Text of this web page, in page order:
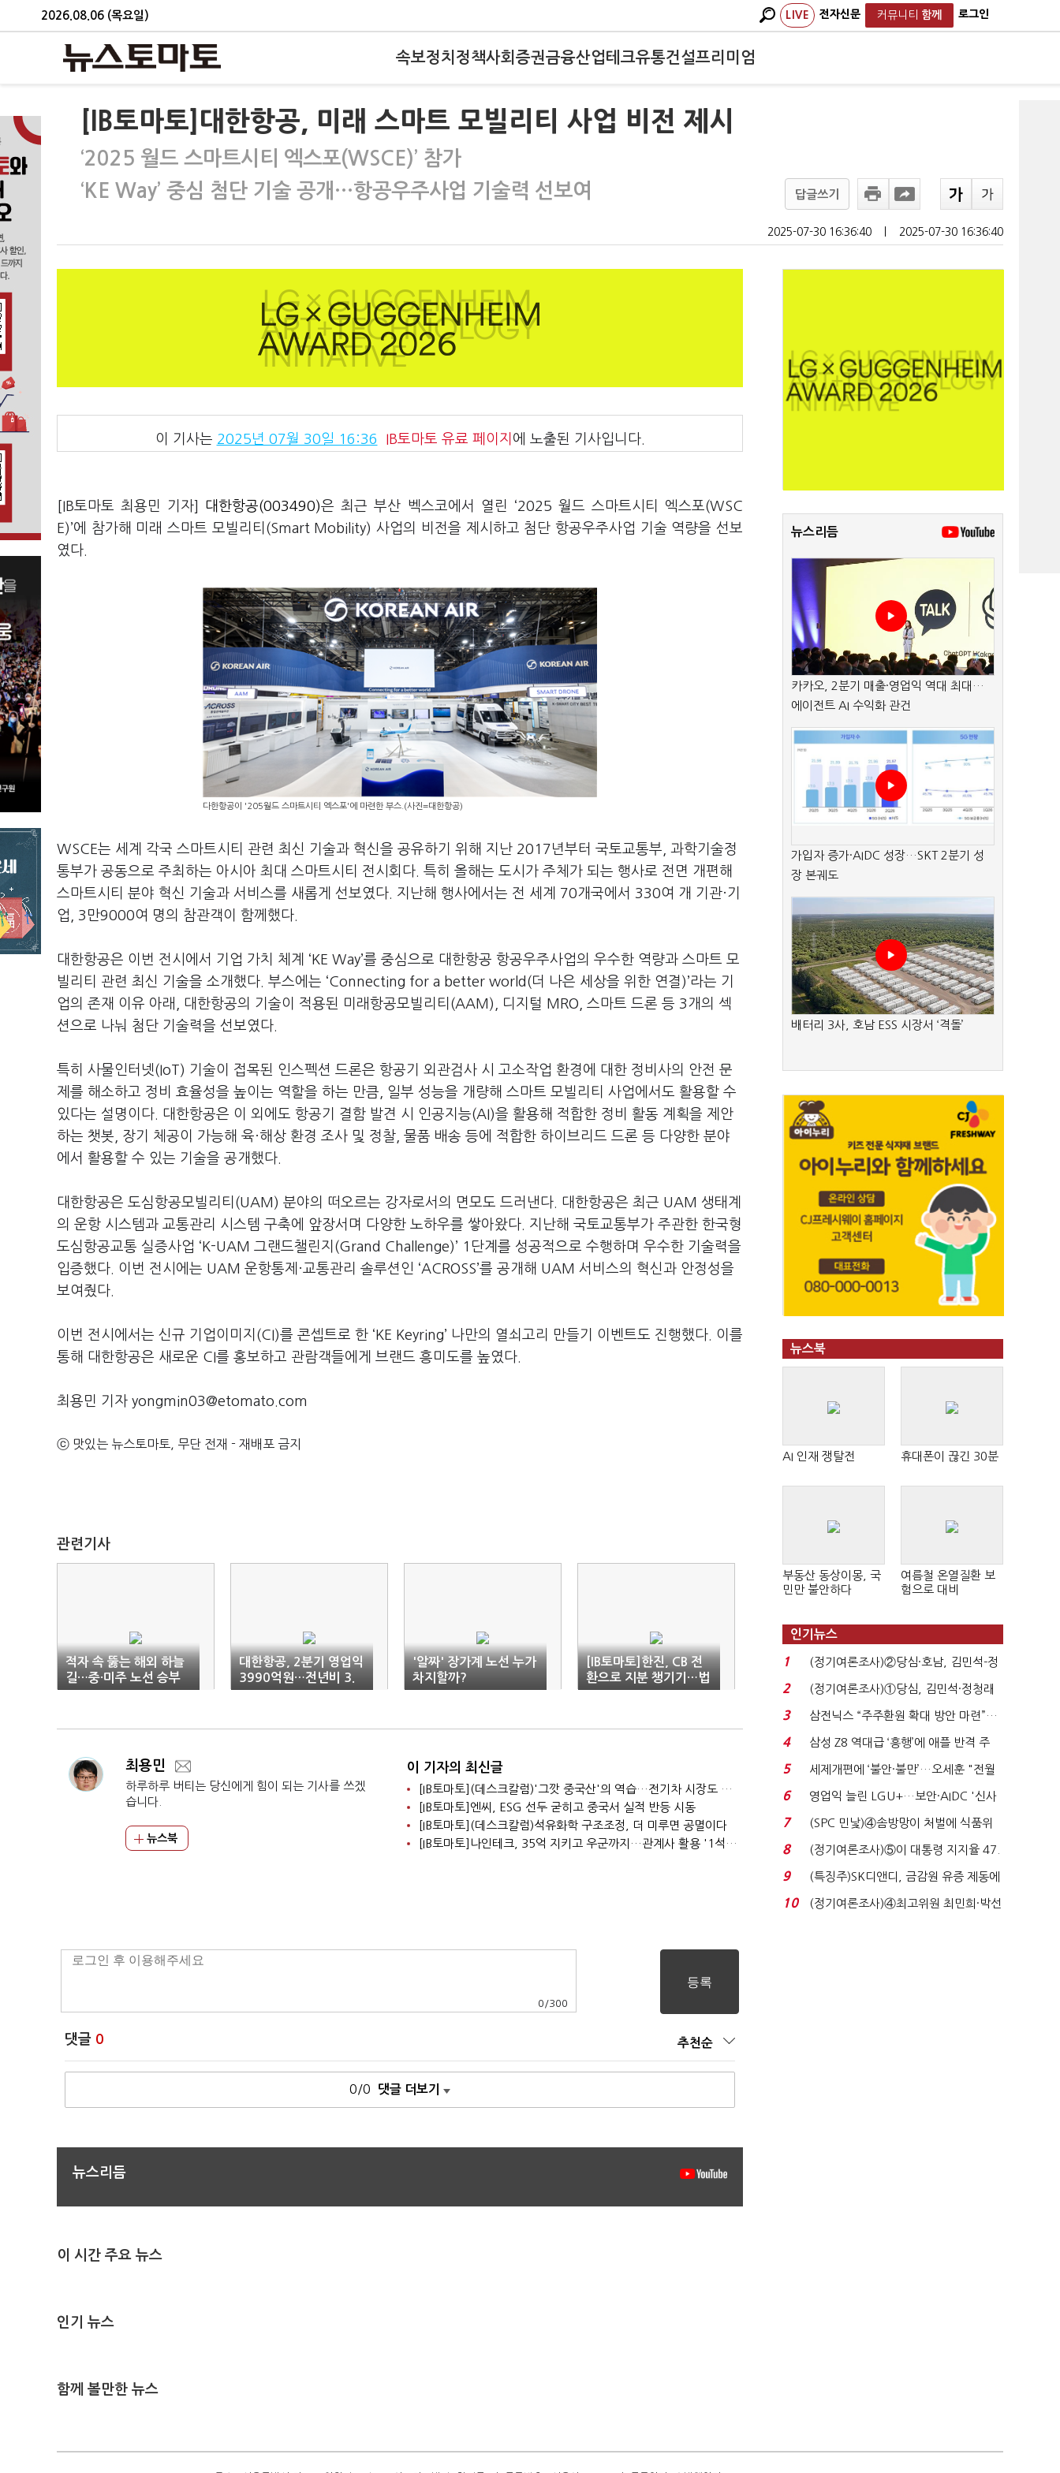
2026.08.06 (목요일) LIVE 전자신문 커뮤니티 함께 로그인
속보정치 정책사회 증권금융산업테크유통건설프리미엄
[IB토마토]대한항공, 미래 스마트 모빌리티 사업 비전 제시
‘2025 월드 스마트시티 엑스포(WSCE)’ 참가
‘KE Way’ 중심 첨단 기술 공개…항공우주사업 기술력 선보여
답글쓰기
2025-07-30 16:36:40 2025-07-30 16:36:40
이 기사는 2025년 07월 30일 16:36 IB토마토 유료 페이지 에 노출된 기사입니다.
[IB토마토 최용민 기자] 대한항공(003490)은 최근 부산 벡스코에서 열린 ‘2025 월드 스마트시티 엑스포(WSC
E)’에 참가해 미래 스마트 모빌리티(Smart Mobility) 사업의 비전을 제시하고 첨단 항공우주사업 기술 역량을 선보
였다.
다한항공이 '205월드 스마트시티 엑스포'에 마련한 부스.(사진=대한항공)
WSCE는 세계 각국 스마트시티 관련 최신 기술과 혁신을 공유하기 위해 지난 2017년부터 국토교통부, 과학기술정
통부가 공동으로 주최하는 아시아 최대 스마트시티 전시회다. 특히 올해는 도시가 주체가 되는 행사로 전면 개편해
스마트시티 분야 혁신 기술과 서비스를 새롭게 선보였다. 지난해 행사에서는 전 세계 70개국에서 330여 개 기관·기
업, 3만9000여 명의 참관객이 함께했다.
대한항공은 이번 전시에서 기업 가치 체계 ‘KE Way’를 중심으로 대한항공 항공우주사업의 우수한 역량과 스마트 모
빌리티 관련 최신 기술을 소개했다. 부스에는 ‘Connecting for a better world(더 나은 세상을 위한 연결)’라는 기
업의 존재 이유 아래, 대한항공의 기술이 적용된 미래항공모빌리티(AAM), 디지털 MRO, 스마트 드론 등 3개의 섹
션으로 나눠 첨단 기술력을 선보였다.
특히 사물인터넷(IoT) 기술이 접목된 인스펙션 드론은 항공기 외관검사 시 고소작업 환경에 대한 정비사의 안전 문
제를 해소하고 정비 효율성을 높이는 역할을 하는 만큼, 일부 성능을 개량해 스마트 모빌리티 사업에서도 활용할 수
있다는 설명이다. 대한항공은 이 외에도 항공기 결함 발견 시 인공지능(AI)을 활용해 적합한 정비 활동 계획을 제안
하는 챗봇, 장기 체공이 가능해 육·해상 환경 조사 및 정찰, 물품 배송 등에 적합한 하이브리드 드론 등 다양한 분야
에서 활용할 수 있는 기술을 공개했다.
대한항공은 도심항공모빌리티(UAM) 분야의 떠오르는 강자로서의 면모도 드러낸다. 대한항공은 최근 UAM 생태계
의 운항 시스템과 교통관리 시스템 구축에 앞장서며 다양한 노하우를 쌓아왔다. 지난해 국토교통부가 주관한 한국형
도심항공교통 실증사업 ‘K-UAM 그랜드챌린지(Grand Challenge)’ 1단계를 성공적으로 수행하며 우수한 기술력을
입증했다. 이번 전시에는 UAM 운항통제·교통관리 솔루션인 ‘ACROSS’를 공개해 UAM 서비스의 혁신과 안정성을
보여줬다.
이번 전시에서는 신규 기업이미지(CI)를 콘셉트로 한 ‘KE Keyring’ 나만의 열쇠고리 만들기 이벤트도 진행했다. 이를
통해 대한항공은 새로운 CI를 홍보하고 관람객들에게 브랜드 흥미도를 높였다.
최용민 기자 yongmin03@etomato.com
ⓒ 맛있는 뉴스토마토, 무단 전재 - 재배포 금지
관련기사
적자 속 뚫는 해외 하늘
길…중·미주 노선 승부
대한항공, 2분기 영업익
3990억원…전년비 3.
5%↓
'알짜' 장가계 노선 누가
차지할까?
[IB토마토]한진, CB 전
환으로 지분 챙기기…법
적 논란 불씨
최용민
하루하루 버티는 당신에게 힘이 되는 기사를 쓰겠
습니다.
뉴스북
이 기자의 최신글
[IB토마토](데스크칼럼)'그깟 중국산'의 역습…전기차 시장도 내줄 셈인가
[IB토마토]엔씨, ESG 선두 굳히고 중국서 실적 반등 시동
[IB토마토](데스크칼럼)석유화학 구조조정, 더 미루면 공멸이다
[IB토마토]나인테크, 35억 지키고 우군까지…관계사 활용 '1석2조'
0 /300
댓글 0 추천순
0/0 댓글 더보기
뉴스리듬
이 시간 주요 뉴스
인기 뉴스
함께 볼만한 뉴스
뉴스리듬
카카오, 2분기 매출·영업익 역대 최대…
에이전트 AI 수익화 관건
가입자 증가·AIDC 성장…SKT 2분기 성
장 본궤도
배터리 3사, 호남 ESS 시장서 ‘격돌’
뉴스북
AI 인재 쟁탈전 휴대폰이 끊긴 30분
부동산 동상이몽, 국
민만 불안하다
여름철 온열질환 보
험으로 대비
인기뉴스
1
(정기여론조사)②당심·호남, 김민석-정
청래 '초접전'...
2
(정기여론조사)①당심, 김민석·정청래
'초접전'…대통령 ...
3
삼전닉스 “주주환원 확대 방안 마련”…
로이터에 성명...
4
삼성 Z8 역대급 ‘흥행’에 애플 반격 주
목…9월 ‘폴...
5
세제개편에 ‘불안·불만’…오세훈 "전월
세 구하기 더 ...
6
영업익 늘린 LGU+…보안·AIDC '신사
업 드라이브'...
7
(SPC 민낯)④솜방망이 처벌에 식품위
생법 위반 반복...
8
(정기여론조사)⑤이 대통령 지지율 47.
7%…일주일 만에 ...
9
(특징주)SK디앤디, 금감원 유증 제동에
장 초반 상한가...
10
(정기여론조사)④최고위원 최민희·박선